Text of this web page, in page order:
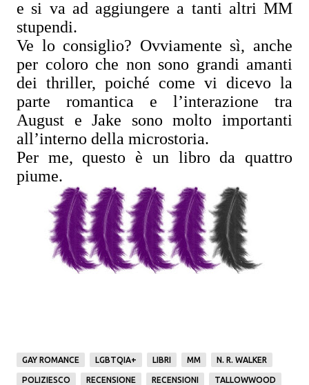
e si va ad aggiungere a tanti altri MM
stupendi.
Ve lo consiglio? Ovviamente sì, anche
per coloro che non sono grandi amanti
dei thriller, poiché come vi dicevo la
parte romantica e l’interazione tra
August e Jake sono molto importanti
all’interno della microstoria.
Per me, questo è un libro da quattro
piume.
GAY ROMANCE LGBTQIA+ LIBRI MM N. R. WALKER
POLIZIESCO RECENSIONE RECENSIONI TALLOWWOOD